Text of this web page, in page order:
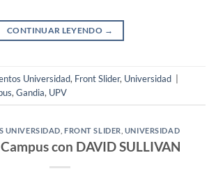
CONTINUAR LEYENDO →
Universidad, Front Slider, Universidad |
, Gandia, UPV
UNIVERSIDAD ,FRONT SLIDER UNIVERSIDAD
con DAVID SULLIVAN